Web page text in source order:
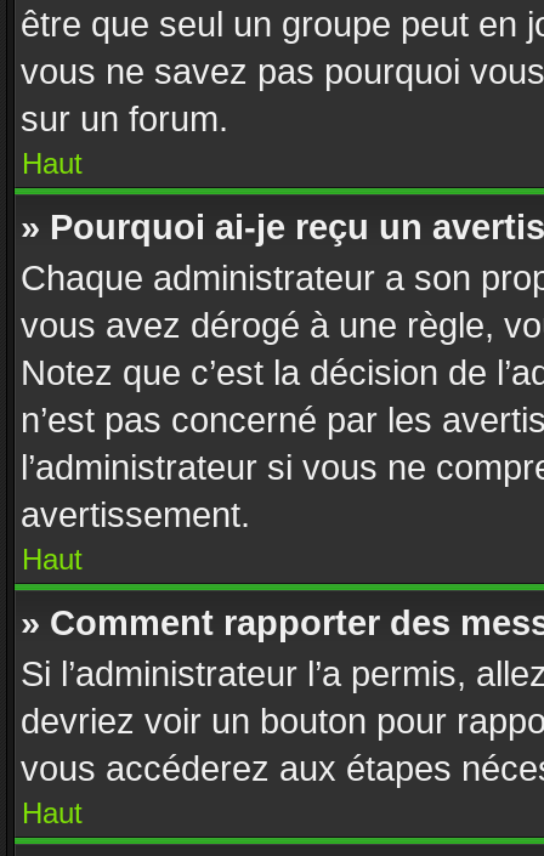
être que seul un groupe peut en
vous ne savez pas pourquoi
sur un forum.
Haut
» Pourquoi ai-je reçu un
Chaque administrateur a son
vous avez dérogé à une règle,
Notez que c’est la décision de
n’est pas concerné par les
l’administrateur si vous ne
avertissement.
Haut
» Comment rapporter des
Si l’administrateur l’a permis,
devriez voir un bouton pour
vous accéderez aux étapes
Haut